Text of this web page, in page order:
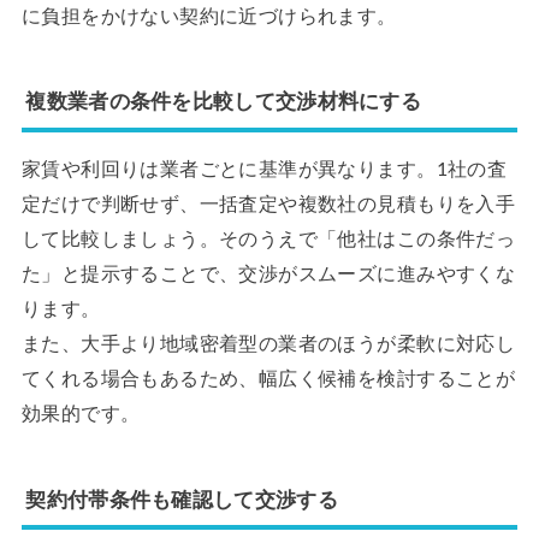
に負担をかけない契約に近づけられます。
複数業者の条件を比較して交渉材料にする
家賃や利回りは業者ごとに基準が異なります。1社の査
定だけで判断せず、一括査定や複数社の見積もりを入手
して比較しましょう。そのうえで「他社はこの条件だっ
た」と提示することで、交渉がスムーズに進みやすくな
ります。
また、大手より地域密着型の業者のほうが柔軟に対応し
てくれる場合もあるため、幅広く候補を検討することが
効果的です。
契約付帯条件も確認して交渉する